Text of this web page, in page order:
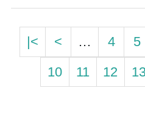
|< < … 4 5
10
11 12